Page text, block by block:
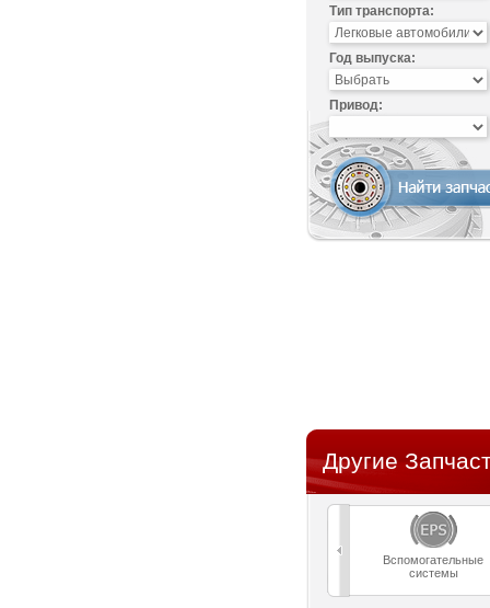
Тип транспорта:
Год выпуска:
Привод:
Другие
Вспомогательные
системы